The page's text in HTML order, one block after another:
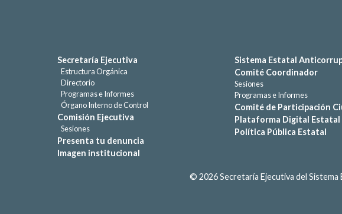
Secretaría Ejecutiva
Estructura Orgánica
Directorio
Programas e Informes
Órgano Interno de Control
Comisión Ejecutiva
Sesiones
Presenta tu denuncia
Imagen institucional
Sistema Estatal
Comité Coordinador
Sesiones
Programas e Informes
Comité de Participación
Plataforma Digital Estatal
Política Pública Estatal
© 2026 Secretaría Ejecutiva del